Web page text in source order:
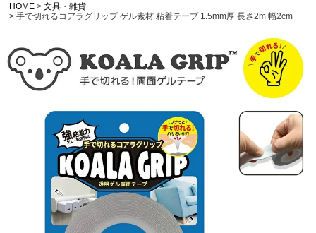
HOME
文具・雑貨
手で切れるコアラグリップ ゲル素材 粘着テープ 1.5mm厚 長さ2m 幅2cm